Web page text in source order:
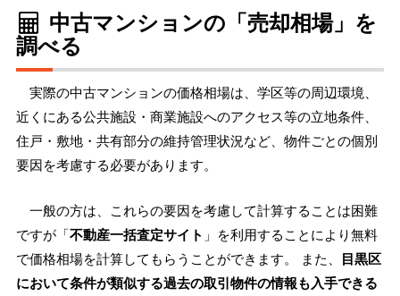
中古マンションの「売却相場」を
調べる
実際の中古マンションの価格相場は、学区等の周辺環境、
近くにある公共施設・商業施設へのアクセス等の立地条件、
住戸・敷地・共有部分の維持管理状況など、物件ごとの個別
要因を考慮する必要があります。
一般の方は、これらの要因を考慮して計算することは困難
ですが「不動産一括査定サイト 」を利用することにより無料
で価格相場を計算してもらうことができます。 また、 目黒区
において条件が類似する過去の取引物件の情報も入手できる